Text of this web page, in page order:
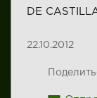
DE
22.10.2012